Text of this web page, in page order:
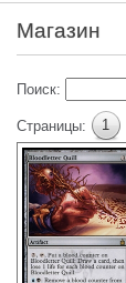
Магазин
Поиск:
Страницы: 1